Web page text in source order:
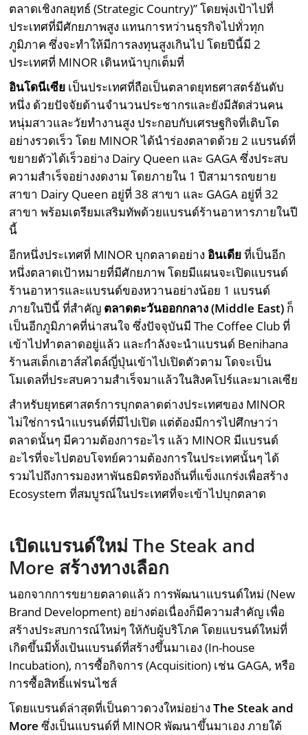
ตลาดเชิงกลยุทธ์ (Strategic Country)” โดยพุ่งเป้าไปที่
ประเทศที่มีศักยภาพสูง แทนการหว่านธุรกิจไปทั่วทุก
ภูมิภาค ซึ่งจะทำให้มีการลงทุนสูงเกินไป โดยปีนี้มี 2
ประเทศที่ MINOR เดินหน้าบุกเต็มที่
อินโดนีเซีย เป็นประเทศที่ถือเป็นตลาดยุทธศาสตร์อันดับ
หนึ่ง ด้วยปัจจัยด้านจำนวนประชากรและยังมีสัดส่วนคน
หนุ่มสาวและวัยทำงานสูง ประกอบกับเศรษฐกิจที่เติบโต
อย่างรวดเร็ว โดย MINOR ได้นำร่องตลาดด้วย 2 แบรนด์ที่
ขยายตัวได้เร็วอย่าง Dairy Queen และ GAGA ซึ่งประสบ
ความสำเร็จอย่างงดงาม โดยภายใน 1 ปีสามารถขยาย
สาขา Dairy Queen อยู่ที่ 38 สาขา และ GAGA อยู่ที่ 32
สาขา พร้อมเตรียมเสริมทัพด้วยแบรนด์ร้านอาหารภายในปี
นี้
อีกหนึ่งประเทศที่ MINOR บุกตลาดอย่างอินเดียที่เป็นอีก
หนึ่งตลาดเป้าหมายที่มีศักยภาพ โดยมีแผนจะเปิดแบรนด์
ร้านอาหารและแบรนด์ของหวานอย่างน้อย 1 แบรนด์
ภายในปีนี้ ที่สำคัญ ตลาดตะวันออกกลาง (Middle East) ก็
เป็นอีกภูมิภาคที่น่าสนใจ ซึ่งปัจจุบันมี The Coffee Club ที่
เข้าไปทำตลาดอยู่แล้ว และกำลังจะนำแบรนด์ Benihana
ร้านสเต็กเฮาส์สไตล์ญี่ปุ่นเข้าไปเปิดตัวตาม โดจะเป็น
โมเดลที่ประสบความสำเร็จมาแล้วในสิงคโปร์และมาเลเซีย
สำหรับยุทธศาสตร์การบุกตลาดต่างประเทศของ MINOR
ไม่ใช่การนำแบรนด์ที่มีไปเปิด แต่ต้องมีการไปศึกษาว่า
ตลาดนั้นๆ มีความต้องการอะไร แล้ว MINOR มีแบรนด์
อะไรที่จะไปตอบโจทย์ความต้องการในประเทศนั้นๆ ได้
รวมไปถึงการมองหาพันธมิตรท้องถิ่นที่แข็งแกร่งเพื่อสร้าง
Ecosystem ที่สมบูรณ์ในประเทศที่จะเข้าไปบุกตลาด
เปิดแบรนด์ใหม่The Steak and
More สร้างทางเลือก
นอกจากการขยายตลาดแล้ว การพัฒนาแบรนด์ใหม่ (New
Brand Development) อย่างต่อเนื่องก็มีความสำคัญ เพื่อ
สร้างประสบการณ์ใหม่ๆ ให้กับผู้บริโภค โดยแบรนด์ใหม่ที่
เกิดขึ้นมีทั้งเป้นแบรนด์ที่สร้างขึ้นมาเอง (In-house
Incubation), การซื้อกิจการ (Acquisition) เช่น GAGA, หรือ
การซื้อสิทธิ์แฟรนไชส์
โดยแบรนด์ล่าสุดที่เป็นดาวดวงใหม่อย่างThe Steak and
More ซึ่งเป็นแบรนด์ที่ MINOR พัฒนาขึ้นมาเอง ภายใต้